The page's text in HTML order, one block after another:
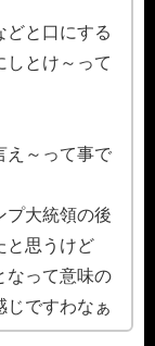
どと口にする
しとけ～って
え～って事で
プ大統領の後
と思うけど
なって意味の
じですわなぁ